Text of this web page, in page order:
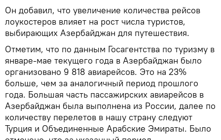
Он добавил, что увеличение количества рейсов
лоукостеров влияет на рост числа туристов,
выбирающих Азербайджан для путешествия.
Отметим, что по данным Госагентства по туризму в
январе-мае текущего года в Азербайджан было
организовано 9 818 авиарейсов. Это на 23%
больше, чем за аналогичный период прошлого
года. Большая часть пассажирских авиарейсов в
Азербайджан была выполнена из России, далее по
количеству перелетов в нашу страну следуют
Турция и Объединенные Арабские Эмираты. Было